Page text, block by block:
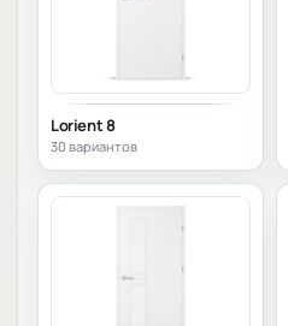
Lorient 8
30 вариантов